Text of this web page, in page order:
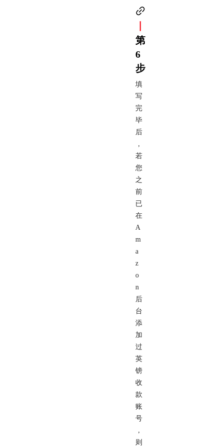
第
6
步
填
写
完
毕
后
，
若
您
之
前
已
在
A
m
a
z
o
n
后
台
添
加
过
英
镑
收
款
账
号
，
则